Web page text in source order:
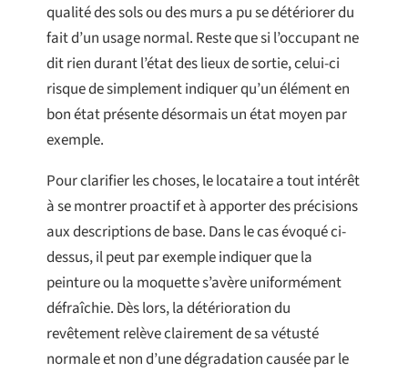
qualité des sols ou des murs a pu se détériorer du
fait d’un usage normal. Reste que si l’occupant ne
dit rien durant l’état des lieux de sortie, celui-ci
risque de simplement indiquer qu’un élément en
bon état présente désormais un état moyen par
exemple.
Pour clarifier les choses, le locataire a tout intérêt
à se montrer proactif et à apporter des précisions
aux descriptions de base. Dans le cas évoqué ci-
dessus, il peut par exemple indiquer que la
peinture ou la moquette s’avère uniformément
défraîchie. Dès lors, la détérioration du
revêtement relève clairement de sa vétusté
normale et non d’une dégradation causée par le